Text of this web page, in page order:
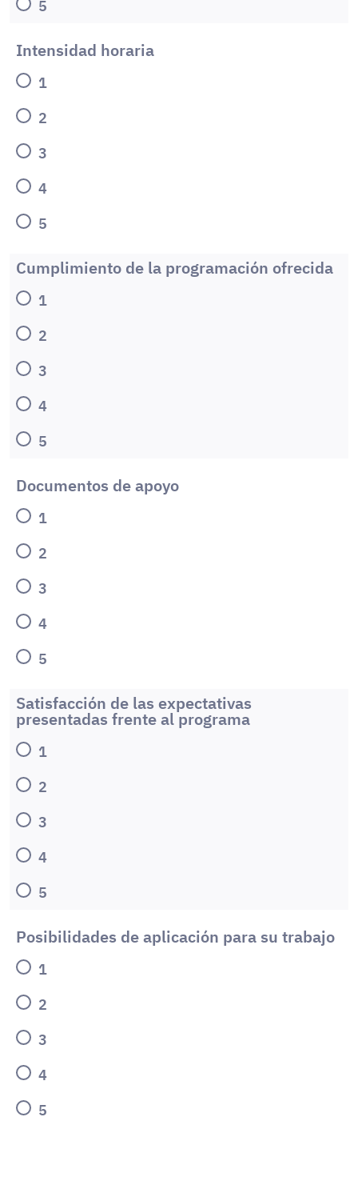
5
Intensidad horaria
1
2
3
4
5
Cumplimiento de la programación ofrecida
1
2
3
4
5
Documentos de apoyo
1
2
3
4
5
Satisfacción de las expectativas
presentadas frente al programa
1
2
3
4
5
Posibilidades de aplicación para su trabajo
1
2
3
4
5